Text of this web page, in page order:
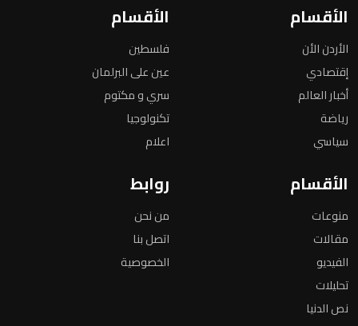
الأقسام
الأردن الأن
إقتصادي
أخبار العالم
رياضة
سياسي
الأقسام
فلسطين
عين على البرلمان
سري و مكتوم
تكنولوجيا
اعلام
الأقسام
منوعات
مقالات
الفيديو
تحليلات
نص الدنيا
روابط
من نحن
اتصل بنا
الخصوصية